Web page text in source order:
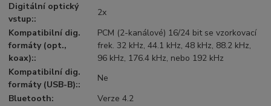
Digitální optický
vstup::
2x
Kompatibilní dig.
formáty (opt.,
koax)::
PCM (2-kanálové) 16/24 bit se vzorkovací
frek. 32 kHz, 44.1 kHz, 48 kHz, 88.2 kHz,
96 kHz, 176.4 kHz, nebo 192 kHz
Kompatibilní dig.
formáty (USB-B)::
Ne
Bluetooth:
Verze 4.2